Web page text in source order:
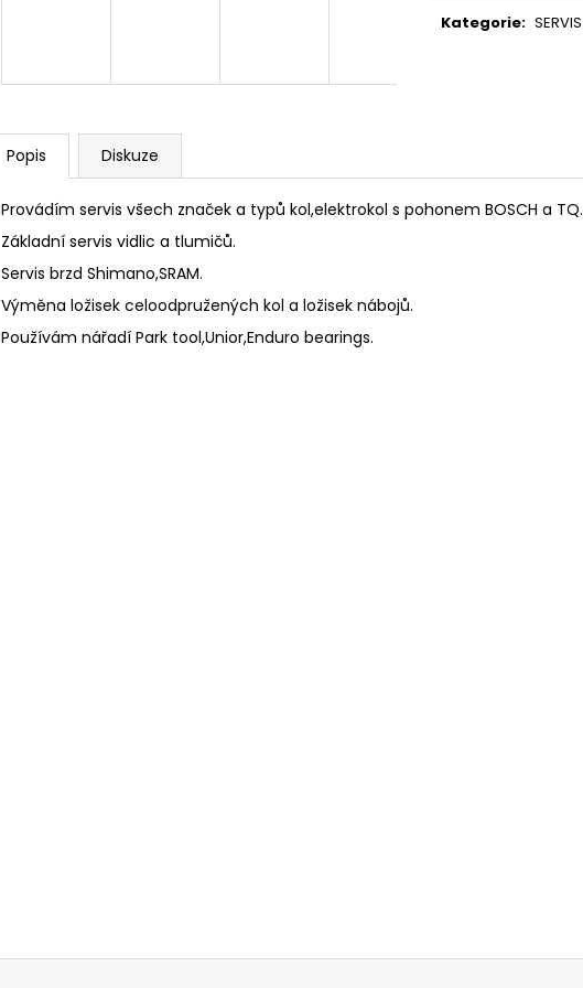
Kategorie: SERVIS
Popis Diskuze
Provádím servis všech značek a typů kol,elektrokol s pohonem BOSCH a TQ.
Základní servis vidlic a tlumičů.
Servis brzd Shimano,SRAM.
Výměna ložisek celoodpružených kol a ložisek nábojů.
Používám nářadí Park tool,Unior,Enduro bearings.
APACHE MATTA 3 BOSCH